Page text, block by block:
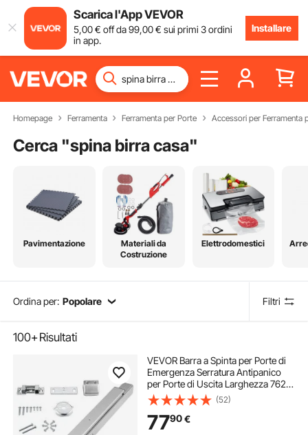
Scarica l'App VEVOR
5,00€ off da99,00€ sui primi 3 ordini
in app.
Installare
Homepage Ferramenta Ferramenta per Porte Accessori per Ferramenta
Cerca "spina birra casa"
Pavimentazione
Materiali da
Costruzione
Elettrodomestici
Ordina per: Popolare Filtri
100+Risultati
VEVOR Barra a Spinta per Porte di
Emergenza Serratura Antipanico
per Porte di Uscita Larghezza 762 -
914mm, Dispositivo Antipanico per
Uscite di Emergenza Adatto per
Centri Commerciali Ospedali Hotel
(52)
7790€